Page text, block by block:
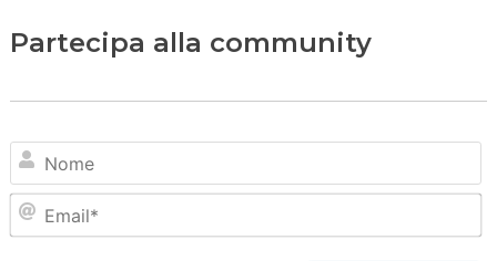
Partecipa alla community